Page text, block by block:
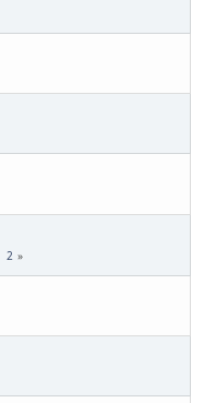
2